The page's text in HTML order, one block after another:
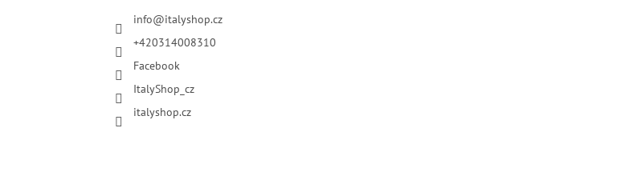
info@italyshop.cz
+420314008310
Facebook
ItalyShop_cz
italyshop.cz